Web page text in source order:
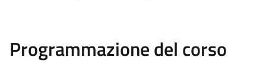
Programmazione del corso